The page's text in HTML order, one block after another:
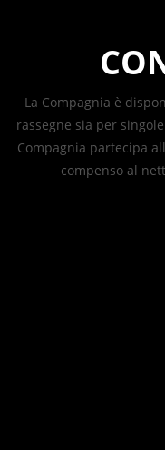
La Compagnia è
rassegne sia per
Compagnia partecipa
compenso al